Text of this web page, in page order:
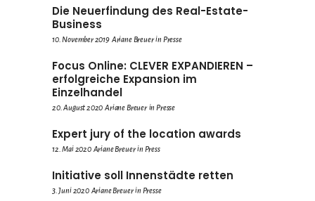
Die Neuerfindung des Real-Estate-
Business
10. November 2019 Ariane Breuer in Presse
Focus Online: CLEVER EXPANDIEREN –
erfolgreiche Expansion im
Einzelhandel
20. August 2020 Ariane Breuer in Presse
Expert jury of the location awards
12. Mai 2020 Ariane Breuer in Press
Initiative soll Innenstädte retten
3. Juni 2020 Ariane Breuer in Presse